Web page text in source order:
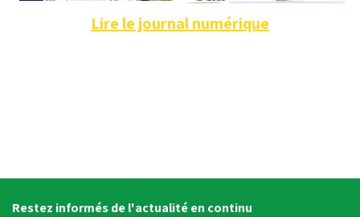
Lire le journal numérique
Restez informés de l'actualité en continu